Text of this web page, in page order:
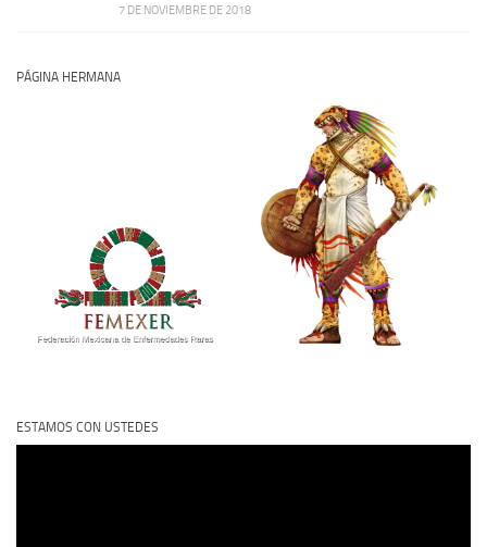
7 DE NOVIEMBRE DE 2018
PÁGINA HERMANA
ESTAMOS CON USTEDES